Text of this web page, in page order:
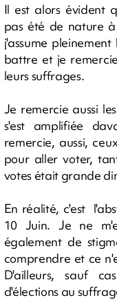
Il est alors évident
pas été de nature
j'assume
battre et je
leurs suffrages.
Je remercie aussi
s'est amplifiée
remercie, aussi,
pour aller voter,
votes était grande
En réalité, c'est
10 Juin. Je ne
également de
comprendre et ce
D'ailleurs, sauf
d'élections au